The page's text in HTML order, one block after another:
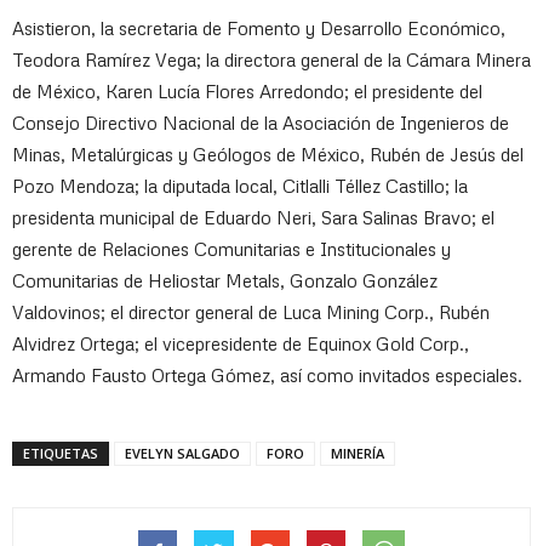
Asistieron, la secretaria de Fomento y Desarrollo Económico,
Teodora Ramírez Vega; la directora general de la Cámara Minera
de México, Karen Lucía Flores Arredondo; el presidente del
Consejo Directivo Nacional de la Asociación de Ingenieros de
Minas, Metalúrgicas y Geólogos de México, Rubén de Jesús del
Pozo Mendoza; la diputada local, Citlalli Téllez Castillo; la
presidenta municipal de Eduardo Neri, Sara Salinas Bravo; el
gerente de Relaciones Comunitarias e Institucionales y
Comunitarias de Heliostar Metals, Gonzalo González
Valdovinos; el director general de Luca Mining Corp., Rubén
Alvidrez Ortega; el vicepresidente de Equinox Gold Corp.,
Armando Fausto Ortega Gómez, así como invitados especiales.
ETIQUETAS EVELYN SALGADO FORO MINERÍA